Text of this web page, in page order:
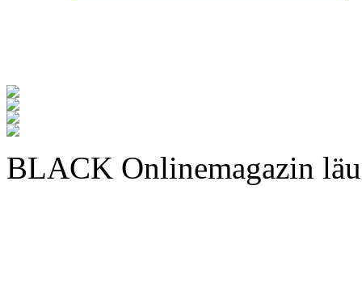
BLACK Onlinemagazin